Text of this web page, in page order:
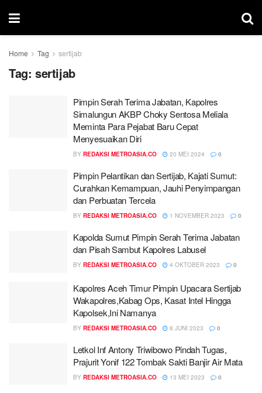
Home Tag sertijab
Tag: sertijab
Pimpin Serah Terima Jabatan, Kapolres
Simalungun AKBP Choky Sentosa Meliala
Meminta Para Pejabat Baru Cepat
Menyesuaikan Diri
BY REDAKSI METROASIA.CO 20 MEI 2024 0
Pimpin Pelantikan dan Sertijab, Kajati Sumut:
Curahkan Kemampuan, Jauhi Penyimpangan
dan Perbuatan Tercela
BY REDAKSI METROASIA.CO 1 NOVEMBER 2023 0
Kapolda Sumut Pimpin Serah Terima Jabatan
dan Pisah Sambut Kapolres Labusel
BY REDAKSI METROASIA.CO 4 OKTOBER 2023 0
Kapolres Aceh Timur Pimpin Upacara Sertijab
Wakapolres,Kabag Ops, Kasat Intel Hingga
Kapolsek,Ini Namanya
BY REDAKSI METROASIA.CO 8 JUNI 2023 0
Letkol Inf Antony Triwibowo Pindah Tugas,
Prajurit Yonif 122 Tombak Sakti Banjir Air Mata
BY REDAKSI METROASIA.CO 13 MEI 2023 0